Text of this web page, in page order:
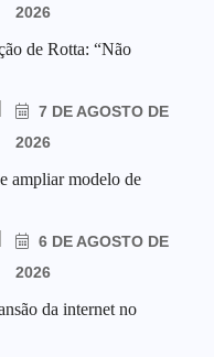
2026
de Rotta: “Não
7 DE AGOSTO DE
2026
ampliar modelo de
6 DE AGOSTO DE
2026
da internet no